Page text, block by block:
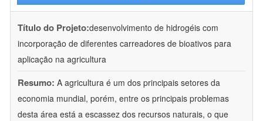
Título do Projeto:desenvolvimento de hidrogéis com
incorporação de diferentes carreadores de bioativos para
aplicação na agricultura
Resumo: A agricultura é um dos principais setores da
economia mundial, porém, entre os principais problemas
desta área está a escassez dos recursos naturais, o que